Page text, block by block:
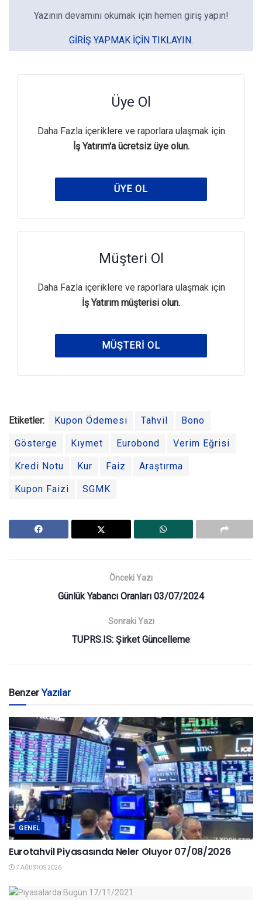
Yazının devamını okumak için hemen giriş yapın!
GIRIŞ YAPMAK IÇIN TIKLAYIN.
Üye Ol
Daha Fazla içeriklere ve raporlara ulaşmak için
İş Yatırım'a ücretsiz üye olun.
ÜYE OL
Müşteri Ol
Daha Fazla içeriklere ve raporlara ulaşmak için
İş Yatırım müşterisi olun.
MÜŞTERI OL
Etiketler: Kupon Ödemesi Tahvil Bono
Gösterge Kıymet Eurobond Verim Eğrisi
Kredi Notu Kur Faiz Araştırma
Kupon Faizi SGMK
Önceki Yazı
Günlük Yabancı Oranları 03/07/2024
Sonraki Yazı
TUPRS.IS: Şirket Güncelleme
BenzerYazılar
GENEL
Eurotahvil Piyasasında Neler Oluyor 07/08/2026
7 AĞUSTOS 2026